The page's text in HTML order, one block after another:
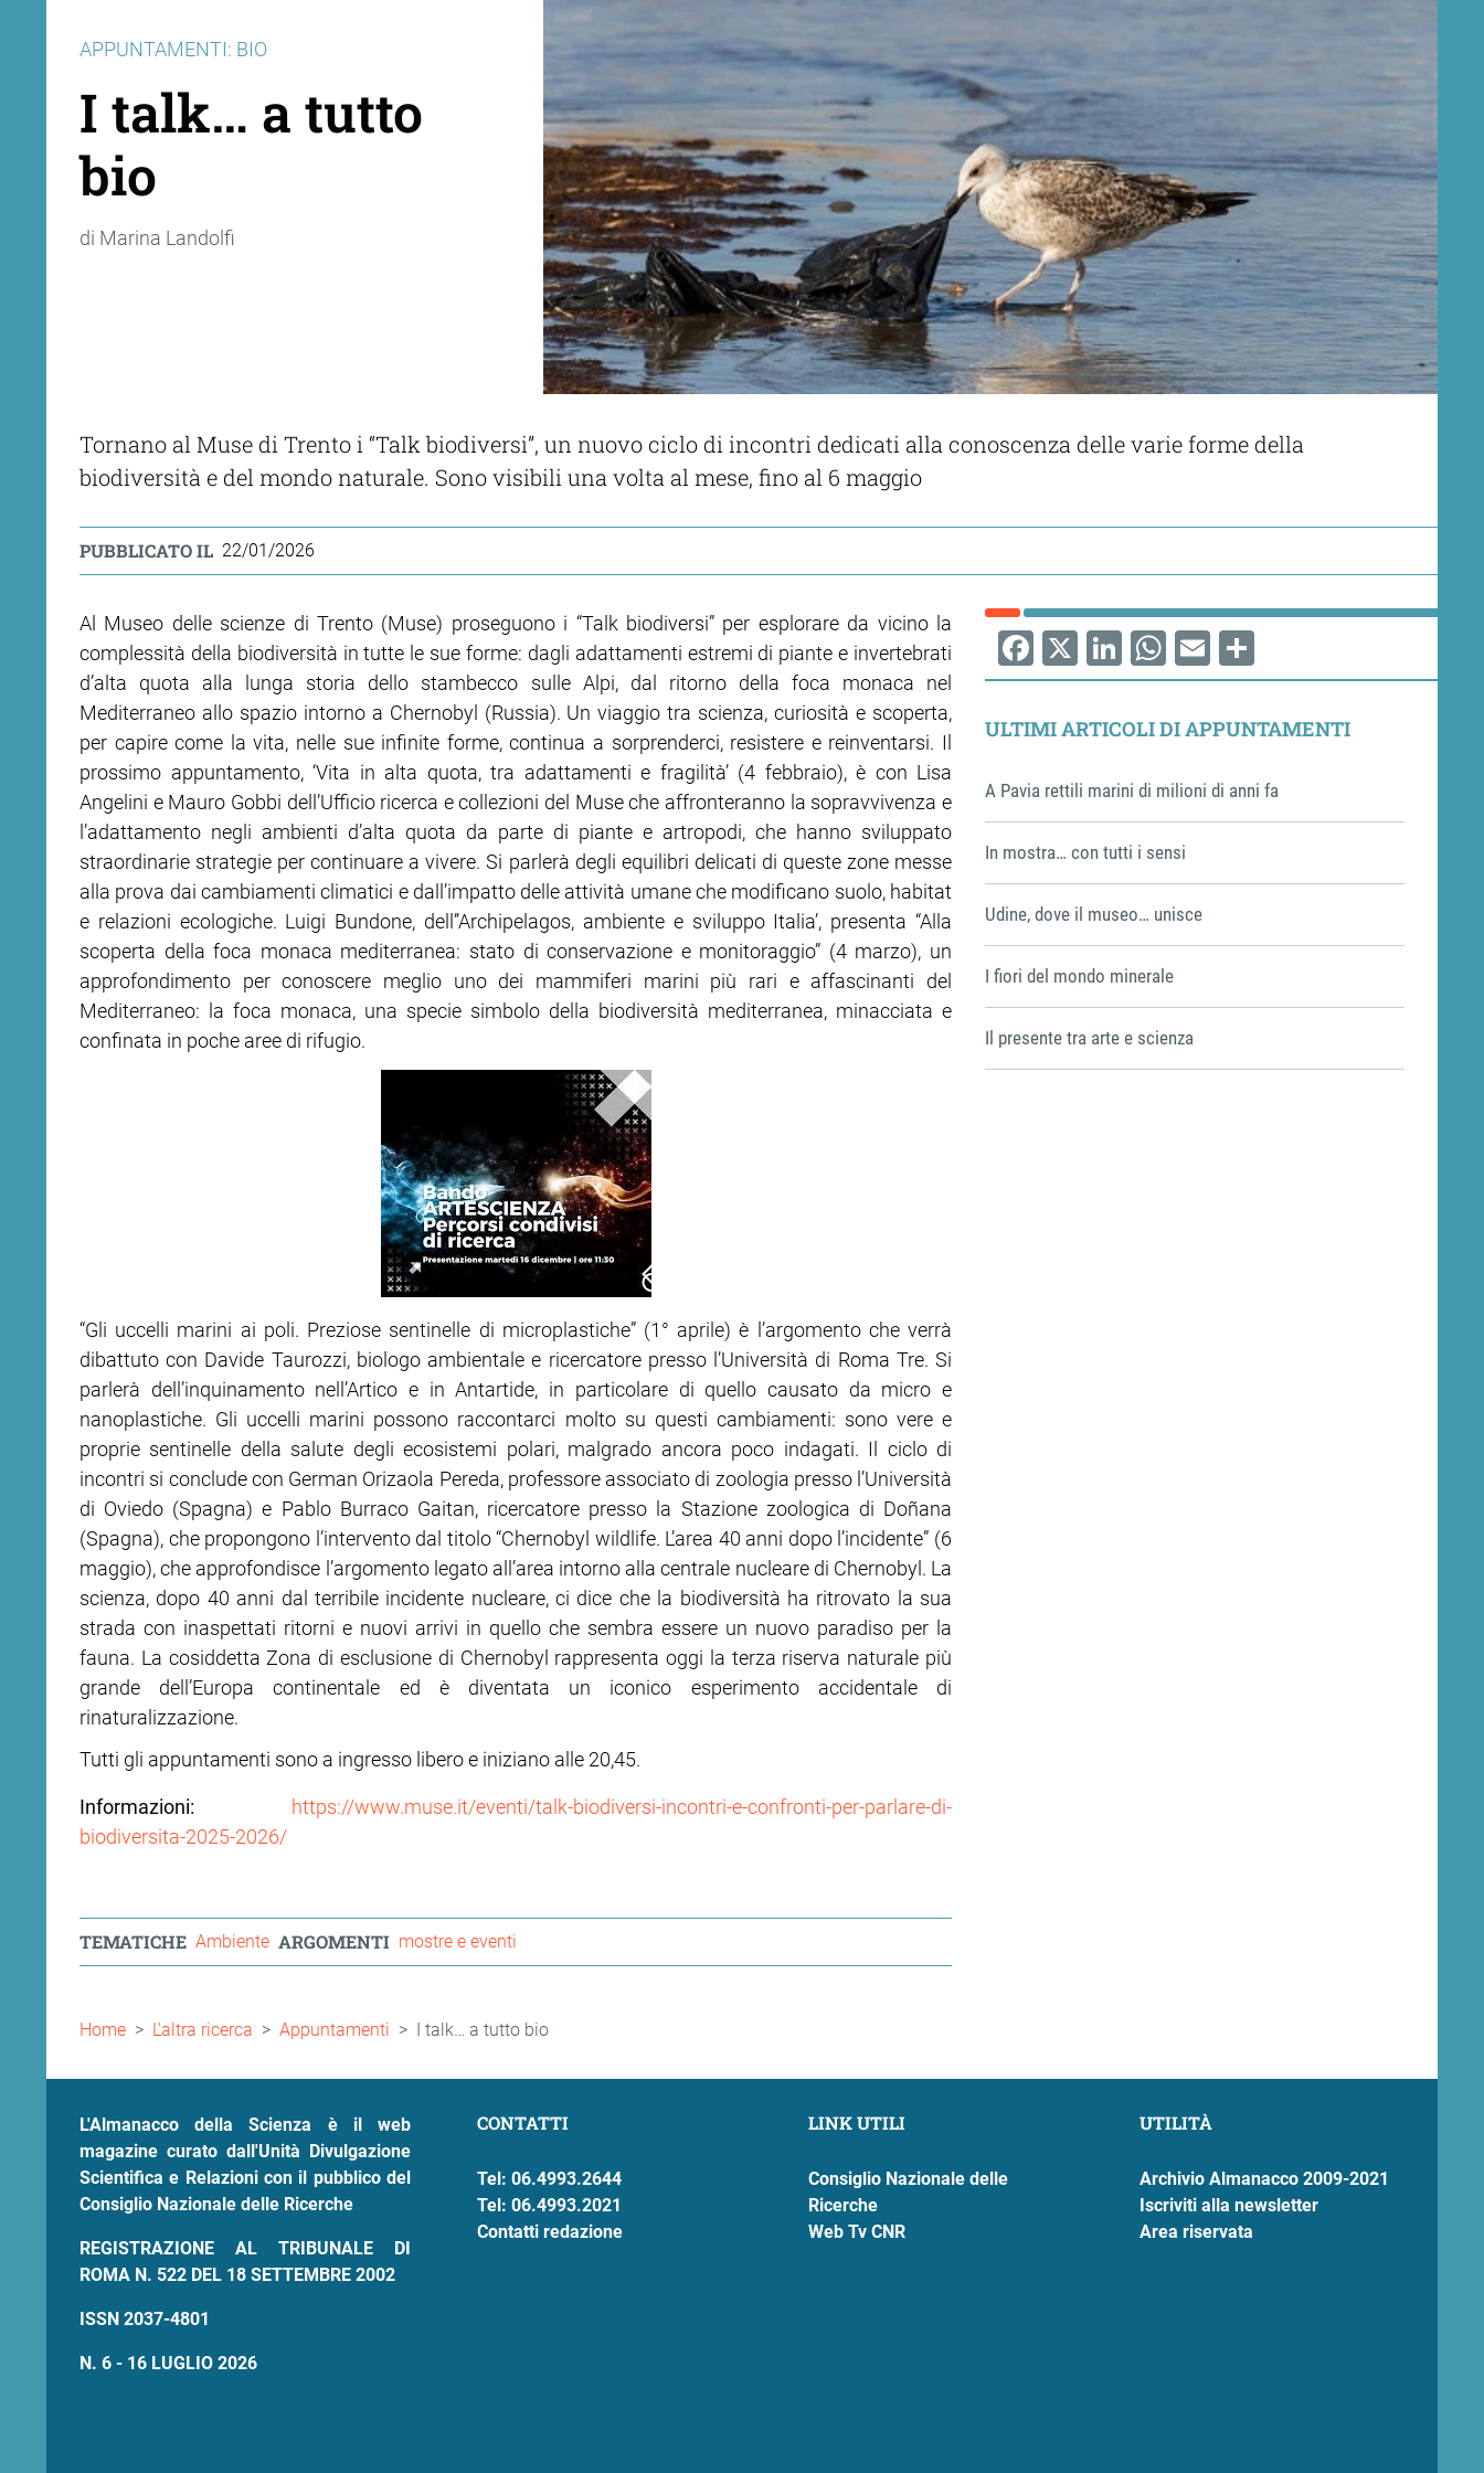
APPUNTAMENTI: BIO
I talk… a tutto
bio
di Marina Landolfi
Tornano al Muse di Trento i “Talk biodiversi”, un nuovo ciclo di incontri dedicati alla conoscenza delle varie forme della
biodiversità e del mondo naturale. Sono visibili una volta al mese, fino al 6 maggio
PUBBLICATO IL 22/01/2026
Al Museo delle scienze di Trento (Muse) proseguono i “Talk biodiversi” per esplorare da vicino la
complessità della biodiversità in tutte le sue forme: dagli adattamenti estremi di piante e invertebrati
d’alta quota alla lunga storia dello stambecco sulle Alpi, dal ritorno della foca monaca nel
Mediterraneo allo spazio intorno a Chernobyl (Russia). Un viaggio tra scienza, curiosità e scoperta,
per capire come la vita, nelle sue infinite forme, continua a sorprenderci, resistere e reinventarsi. Il
prossimo appuntamento, ‘Vita in alta quota, tra adattamenti e fragilità’ (4 febbraio), è con Lisa
Angelini e Mauro Gobbi dell’Ufficio ricerca e collezioni del Muse che affronteranno la sopravvivenza e
l’adattamento negli ambienti d’alta quota da parte di piante e artropodi, che hanno sviluppato
straordinarie strategie per continuare a vivere. Si parlerà degli equilibri delicati di queste zone messe
alla prova dai cambiamenti climatici e dall’impatto delle attività umane che modificano suolo, habitat
e relazioni ecologiche. Luigi Bundone, dell’’Archipelagos, ambiente e sviluppo Italia’, presenta “Alla
scoperta della foca monaca mediterranea: stato di conservazione e monitoraggio” (4 marzo), un
approfondimento per conoscere meglio uno dei mammiferi marini più rari e affascinanti del
Mediterraneo: la foca monaca, una specie simbolo della biodiversità mediterranea, minacciata e
confinata in poche aree di rifugio.
“Gli uccelli marini ai poli. Preziose sentinelle di microplastiche” (1° aprile) è l’argomento che verrà
dibattuto con Davide Taurozzi, biologo ambientale e ricercatore presso l’Università di Roma Tre. Si
parlerà dell’inquinamento nell’Artico e in Antartide, in particolare di quello causato da micro e
nanoplastiche. Gli uccelli marini possono raccontarci molto su questi cambiamenti: sono vere e
proprie sentinelle della salute degli ecosistemi polari, malgrado ancora poco indagati. Il ciclo di
incontri si conclude con German Orizaola Pereda, professore associato di zoologia presso l’Università
di Oviedo (Spagna) e Pablo Burraco Gaitan, ricercatore presso la Stazione zoologica di Doñana
(Spagna), che propongono l’intervento dal titolo “Chernobyl wildlife. L’area 40 anni dopo l’incidente” (6
maggio), che approfondisce l’argomento legato all’area intorno alla centrale nucleare di Chernobyl. La
scienza, dopo 40 anni dal terribile incidente nucleare, ci dice che la biodiversità ha ritrovato la sua
strada con inaspettati ritorni e nuovi arrivi in quello che sembra essere un nuovo paradiso per la
fauna. La cosiddetta Zona di esclusione di Chernobyl rappresenta oggi la terza riserva naturale più
grande dell’Europa continentale ed è diventata un iconico esperimento accidentale di
rinaturalizzazione.
Tutti gli appuntamenti sono a ingresso libero e iniziano alle 20,45.
Informazioni: https://www.muse.it/eventi/talk-biodiversi-incontri-e-confronti-per-parlare-di-
biodiversita-2025-2026/
TEMATICHE Ambiente ARGOMENTI mostre e eventi
Facebook
X LinkedIn
WhatsApp
EmailShare
ULTIMI ARTICOLI DI APPUNTAMENTI
A Pavia rettili marini di milioni di anni fa
In mostra… con tutti i sensi
Udine, dove il museo… unisce
I fiori del mondo minerale
Il presente tra arte e scienza
Briciole
Home L'altra ricerca Appuntamenti I talk… a tutto bio
L'Almanacco della Scienza è il web
magazine curato dall'Unità Divulgazione
Scientifica e Relazioni con il pubblico del
Consiglio Nazionale delle Ricerche
REGISTRAZIONE AL TRIBUNALE DI
ROMA N. 522 DEL 18 SETTEMBRE 2002
ISSN 2037-4801
N. 6 - 16 LUGLIO 2026
CONTATTI
Tel: 06.4993.2644
Tel: 06.4993.2021
Contatti redazione
LINK UTILI
Consiglio Nazionale delle
Ricerche
Web Tv CNR
UTILITÀ
Archivio Almanacco 2009-2021
Iscriviti alla newsletter
Area riservata